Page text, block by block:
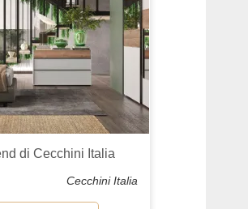
di Cecchini Italia
Cecchini Italia